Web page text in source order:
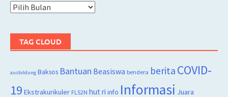
Arsip
TAG CLOUD
ausbildung Baksos Bantuan Beasiswa bendera berita COVID-
19 Ekstrakurikuler FLS2N hut ri info Informasi Juara